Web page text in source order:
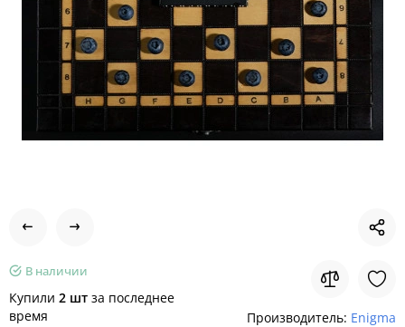
В наличии
Купили 2 шт за последнее
время
Производитель: Enigma